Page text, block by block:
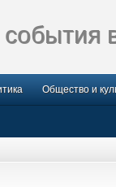
Общество и